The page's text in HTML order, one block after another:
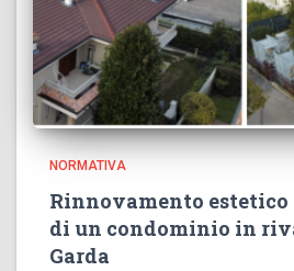
NORMATIVA
Rinnovamento estetico
di un condominio in
Garda